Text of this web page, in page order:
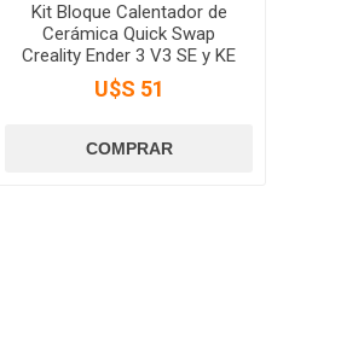
Kit Bloque Calentador de
Cerámica Quick Swap
Creality Ender 3 V3 SE y KE
U$S 51